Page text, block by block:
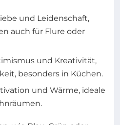
und Leidenschaft,
auch für Flure oder
und Kreativität,
besonders in Küchen.
und Wärme, ideale